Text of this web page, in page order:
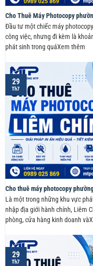
Cho Thuê Máy Photocopy
Đầu tư một chiếc máy
công việc, nhưng đi kèm là
phát sinh trong quáXem thêm
Cho thuê máy photocopy
Là một trong những khu vực
nhập địa giới hành chính, Liêm
phòng, cửa hàng kinh doanh
29
Th7
29
Th7